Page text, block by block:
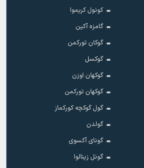
کونول کریموا
گامزه آکین
گوکان تورکمن
گوکسل
گوکهان اوزن
گوکهان تورکمن
گول گوکچه کورکماز
گولدن
گونای آکسوی
گونل زینالوا